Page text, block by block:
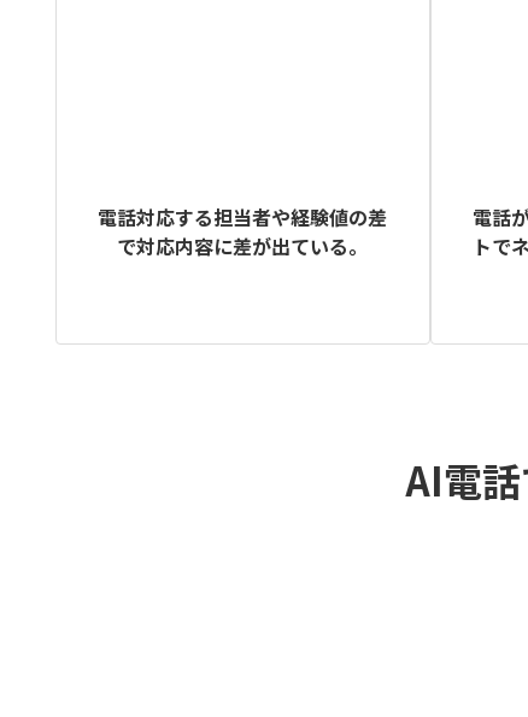
電話対応する担当者や経験値の差
で対応内容に差が出ている。
電話
トで
AI電話